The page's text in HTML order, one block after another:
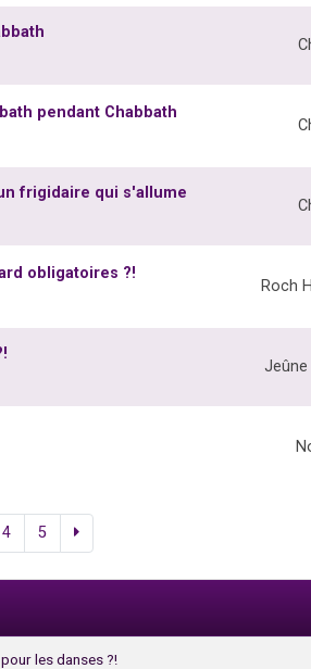
pendant Chabbath
frigidaire qui s'allume
obligatoires ?!
Roch
4 5
les danses ?!